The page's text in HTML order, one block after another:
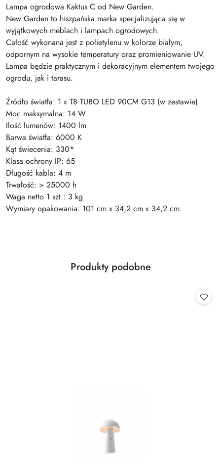
Lampa ogrodowa Kaktus C od New Garden.
New Garden to hiszpańska marka specjalizująca się w
wyjątkowych meblach i lampach ogrodowych.
Całość wykonana jest z polietylenu w kolorze białym,
odpornym na wysokie temperatury oraz promieniowanie UV.
Lampa będzie praktycznym i dekoracyjnym elementem twojego
ogrodu, jak i tarasu.
Źródło światła: 1 x T8 TUBO LED 90CM G13 (w zestawie)
Moc maksymalna: 14 W
Ilość lumenów: 1400 lm
Barwa światła: 6000 K
Kąt świecenia: 330*
Klasa ochrony IP: 65
Długość kabla: 4 m
Trwałość: > 25000 h
Waga netto 1 szt.: 3 kg
Wymiary opakowania: 101 cm x 34,2 cm x 34,2 cm.
Pomiń karuzelę produktów
Produkty
Produkty podobne